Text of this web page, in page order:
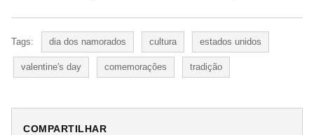
Tags: dia dos namorados cultura estados unidos
valentine's day comemorações tradição
COMPARTILHAR